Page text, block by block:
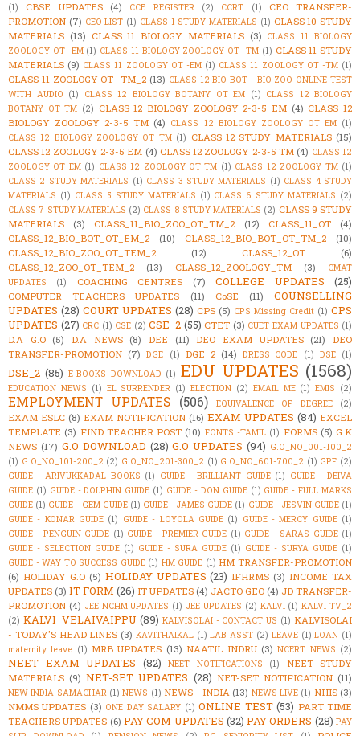
(1)
CBSE UPDATES (4) CCE REGISTER (2) CCRT (1)
CEO TRANSFER-
PROMOTION (7) CEO LIST (1) CLASS 1 STUDY MATERIALS (1) CLASS 10 STUDY
MATERIALS (13) CLASS 11 BIOLOGY MATERIALS (3) CLASS 11 BIOLOGY
ZOOLOGY OT -EM (1) CLASS 11 BIOLOGY ZOOLOGY OT -TM (1) CLASS 11 STUDY
MATERIALS (9) CLASS 11 ZOOLOGY OT -EM (1) CLASS 11 ZOOLOGY OT -TM (1)
CLASS 11 ZOOLOGY OT -TM_2 (13) CLASS 12 BIO BOT - BIO ZOO ONLINE TEST
WITH AUDIO (1) CLASS 12 BIOLOGY BOTANY OT EM (1) CLASS 12 BIOLOGY
BOTANY OT TM (2) CLASS 12 BIOLOGY ZOOLOGY 2-3-5 EM (4) CLASS 12
BIOLOGY ZOOLOGY 2-3-5 TM (4) CLASS 12 BIOLOGY ZOOLOGY OT EM (1)
CLASS 12 BIOLOGY ZOOLOGY OT TM (1) CLASS 12 STUDY MATERIALS (15)
CLASS 12 ZOOLOGY 2-3-5 EM (4) CLASS 12 ZOOLOGY 2-3-5 TM (4) CLASS 12
ZOOLOGY OT EM (1) CLASS 12 ZOOLOGY OT TM (1) CLASS 12 ZOOLOGY TM (1)
CLASS 2 STUDY MATERIALS (1) CLASS 3 STUDY MATERIALS (1) CLASS 4 STUDY
MATERIALS (1) CLASS 5 STUDY MATERIALS (1) CLASS 6 STUDY MATERIALS (2)
CLASS 7 STUDY MATERIALS (2) CLASS 8 STUDY MATERIALS (2) CLASS 9 STUDY
MATERIALS
(3) CLASS_11_BIO_ZOO_OT_TM_2 (12) CLASS_11_OT
(4)
CLASS_12_BIO_BOT_OT_EM_2
(10) CLASS_12_BIO_BOT_OT_TM_2
(10)
CLASS_12_BIO_ZOO_OT_TEM_2
(12) CLASS_12_OT
(6)
CLASS_12_ZOO_OT_TEM_2
(13) CLASS_12_ZOOLOGY_TM (3)
CMAT
UPDATES
(1) COACHING CENTRES (7) COLLEGE UPDATES (25)
COMPUTER TEACHERS UPDATES (11) CoSE (11)
COUNSELLING
UPDATES (28) COURT UPDATES (28) CPS (5) CPS Missing Credit (1) CPS
UPDATES (27) CRC (1) CSE (2) CSE_2 (55) CTET (3) CUET EXAM UPDATES (1)
D.A G.O (5) D.A NEWS (8) DEE (11) DEO EXAM UPDATES (21)
DEO
TRANSFER-PROMOTION (7) DGE (1) DGE_2 (14) DRESS_CODE (1) DSE (1)
DSE_2 (85) E-BOOKS DOWNLOAD (1) EDU UPDATES (1568)
EDUCATION NEWS (1) EL SURRENDER (1) ELECTION (2) EMAIL ME (1) EMIS (2)
EMPLOYMENT UPDATES (506) EQUIVALENCE OF DEGREE (2)
EXAM ESLC (8) EXAM NOTIFICATION (16) EXAM UPDATES (84) EXCEL
TEMPLATE (3) FIND TEACHER POST (10) FONTS -TAMIL (1) FORMS (5) G.K
NEWS (17) G.O DOWNLOAD (28) G.O UPDATES (94) G.O_NO_001-100_2
(1) G.O_NO_101-200_2 (2) G.O_NO_201-300_2 (1) G.O_NO_601-700_2 (1) GPF (2)
GUIDE - ARIVUKKADAL BOOKS (1) GUIDE - BRILLIANT GUIDE (1) GUIDE - DEIVA
GUIDE (1) GUIDE - DOLPHIN GUIDE (1) GUIDE - DON GUIDE (1) GUIDE - FULL MARKS
GUIDE (1) GUIDE - GEM GUIDE (1) GUIDE - JAMES GUIDE (1) GUIDE - JESVIN GUIDE (1)
GUIDE - KONAR GUIDE (1) GUIDE - LOYOLA GUIDE (1) GUIDE - MERCY GUIDE (1)
GUIDE - PENGUIN GUIDE (1) GUIDE - PREMIER GUIDE (1) GUIDE - SARAS GUIDE (1)
GUIDE - SELECTION GUIDE (1) GUIDE - SURA GUIDE (1) GUIDE - SURYA GUIDE (1)
GUIDE - WAY TO SUCCESS GUIDE (1) HM GUIDE (1) HM TRANSFER-PROMOTION
(6) HOLIDAY G.O (5) HOLIDAY UPDATES (23) IFHRMS (3) INCOME TAX
UPDATES (3) IT FORM (26) IT UPDATES (4) JACTO GEO (4) JD TRANSFER-
PROMOTION (4) JEE NCHM UPDATES (1) JEE UPDATES (2) KALVI (1) KALVI TV_2
(2) KALVI_VELAIVAIPPU (89) KALVISOLAI - CONTACT US (1) KALVISOLAI
- TODAY'S HEAD LINES (3) KAVITHAIKAL (1) LAB ASST (2) LEAVE (1) LOAN (1)
maternity leave (1) MRB UPDATES (13) NAATIL INDRU (3) NCERT NEWS (2)
NEET EXAM UPDATES (82) NEET NOTIFICATIONS (1)
NEET STUDY
MATERIALS (9) NET-SET UPDATES (28) NET-SET NOTIFICATION (11)
NEW INDIA SAMACHAR (1) NEWS (1) NEWS - INDIA (13) NEWS LIVE (1) NHIS (3)
NMMS UPDATES (3) ONE DAY SALARY (1) ONLINE TEST (53) PART TIME
TEACHERS UPDATES (6) PAY COM UPDATES (32) PAY ORDERS (28) PAY